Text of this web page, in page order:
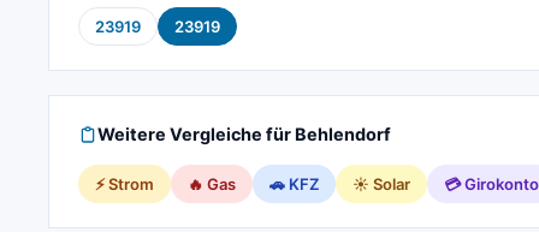
23919 23919
Weitere Vergleiche für Behlendorf
⚡ Strom 🔥 Gas 🚗 KFZ ☀️ Solar 💳 Girokonto